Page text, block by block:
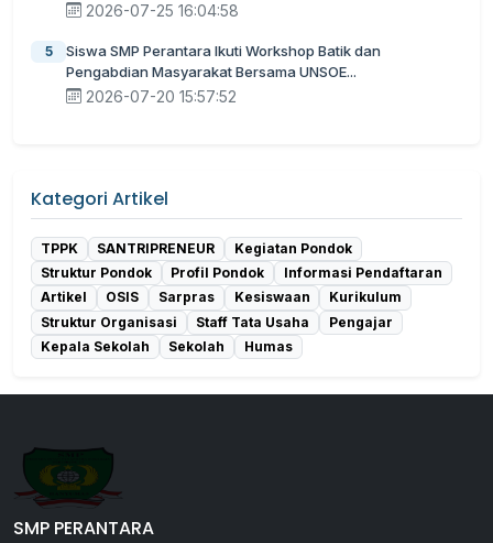
2026-07-25 16:04:58
5
Siswa SMP Perantara Ikuti Workshop Batik dan
Pengabdian Masyarakat Bersama UNSOE...
2026-07-20 15:57:52
Kategori Artikel
TPPK SANTRIPRENEUR
Kegiatan Pondok
Struktur Pondok
Profil Pondok
Informasi Pendaftaran
Artikel
OSIS Sarpras Kesiswaan
Kurikulum
Struktur Organisasi
Staff Tata Usaha
Pengajar
Kepala Sekolah
Sekolah Humas
SMP PERANTARA